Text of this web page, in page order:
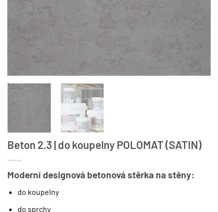
Beton 2.3 | do koupelny POLOMAT (SATIN)
Moderní designová betonová stěrka na stěny:
do koupelny
do sprchy